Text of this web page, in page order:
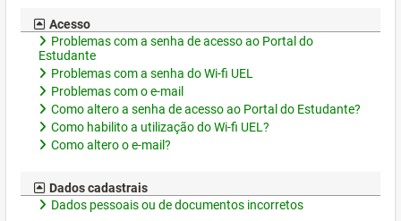
Acesso
Problemas com a senha de acesso ao Portal do
Estudante
Problemas com a senha do Wi-fi UEL
Problemas com o e-mail
Como altero a senha de acesso ao Portal do Estudante?
Como habilito a utilização do Wi-fi UEL?
Como altero o e-mail?
Dados cadastrais
Dados pessoais ou de documentos incorretos